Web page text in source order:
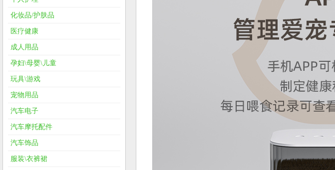
化妆品/护肤品
医疗健康
成人用品
孕妇\母婴\儿童
玩具\游戏
宠物用品
汽车电子
汽车摩托配件
汽车饰品
服装\衣裤裙